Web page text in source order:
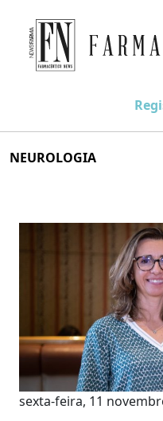
to
Farmacêutico News
NEUROLOGIA
sexta-feira, 11